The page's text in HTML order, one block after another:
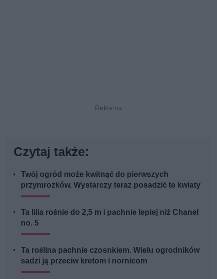
Czytaj także:
Twój ogród może kwitnąć do pierwszych
przymrozków. Wystarczy teraz posadzić te kwiaty
Ta lilia rośnie do 2,5 m i pachnie lepiej niż Chanel
no. 5
Ta roślina pachnie czosnkiem. Wielu ogrodników
sadzi ją przeciw kretom i nornicom